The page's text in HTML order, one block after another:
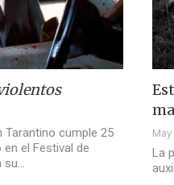
Tarantino cumple 25
el Festival de
su…
May
La